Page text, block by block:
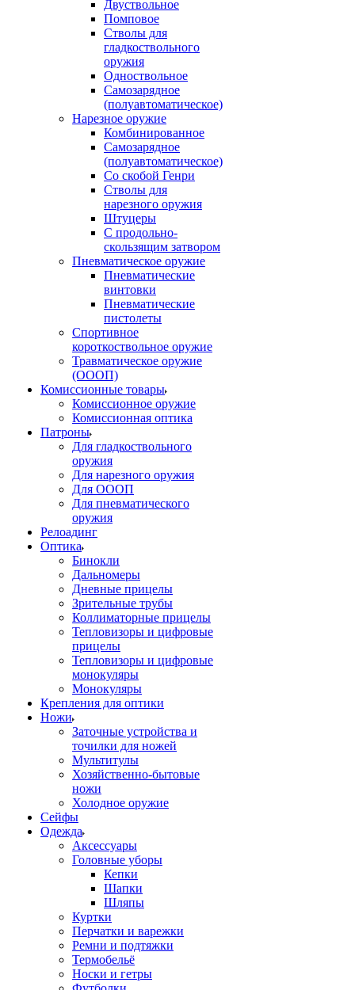
Двуствольное
Помповое
Стволы для
гладкоствольного
оружия
Одноствольное
Самозарядное
(полуавтоматическое)
Нарезное оружие
Комбинированное
Самозарядное
(полуавтоматическое)
Со скобой Генри
Стволы для
нарезного оружия
Штуцеры
С продольно-
скользящим затвором
Пневматическое оружие
Пневматические
винтовки
Пневматические
пистолеты
Спортивное
короткоствольное оружие
Травматическое оружие
(ОООП)
Комиссионные товары
Комиссионное оружие
Комиссионная оптика
Патроны
Для гладкоствольного
оружия
Для нарезного оружия
Для ОООП
Для пневматического
оружия
Релоадинг
Оптика
Бинокли
Дальномеры
Дневные прицелы
Зрительные трубы
Коллиматорные прицелы
Тепловизоры и цифровые
прицелы
Тепловизоры и цифровые
монокуляры
Монокуляры
Крепления для оптики
Ножи
Заточные устройства и
точилки для ножей
Мультитулы
Хозяйственно-бытовые
ножи
Холодное оружие
Сейфы
Одежда
Аксессуары
Головные уборы
Кепки
Шапки
Шляпы
Куртки
Перчатки и варежки
Ремни и подтяжки
Термобельё
Носки и гетры